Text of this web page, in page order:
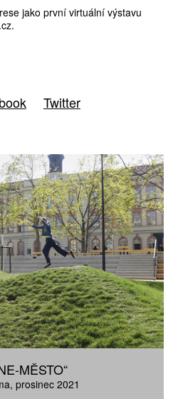
jako první virtuální výstavu
Twitter
MĚSTO“
prosinec 2021